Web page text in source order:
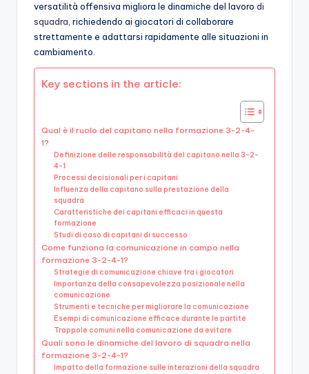
versatilità offensiva migliora le dinamiche del lavoro di
squadra , richiedendo ai giocatori di collaborare
strettamente e adattarsi rapidamente alle situazioni in
cambiamento.
Key sections in the article:
Qual è il ruolo del capitano nella formazione 3-2-4-
1?
Definizione delle responsabilità del capitano nella 3-2-
4-1
Processi decisionali per i capitani
Influenza della capitano sulla prestazione della
squadra
Caratteristiche dei capitani efficaci in questa
formazione
Studi di caso di capitani di successo
Come funziona la comunicazione in campo nella
formazione 3-2-4-1?
Strategie di comunicazione chiave tra i giocatori
Importanza della consapevolezza posizionale nella
comunicazione
Strumenti e tecniche per migliorare la comunicazione
Esempi di comunicazione efficace durante le partite
Trappole comuni nella comunicazione da evitare
Quali sono le dinamiche del lavoro di squadra nella
formazione 3-2-4-1?
Impatto della formazione sulle interazioni della squadra